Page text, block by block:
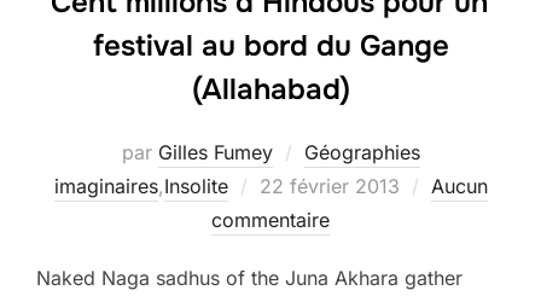
festival au bord du Gange
(Allahabad)
par Gilles Fumey
Géographies
imaginaires,Insolite
Publié
le
22 février 2013
Aucun
commentaire
Naked Naga sadhus of the Juna Akhara gather